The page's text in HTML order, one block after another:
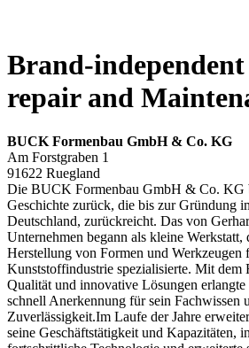
Brand-
repair and
BUCK Formenbau GmbH & Co. KG
Am Forstgraben 1
91622 Ruegland
Die BUCK Formenbau GmbH & Co. KG
Geschichte zurück, die bis zur Gründung
Deutschland, zurückreicht. Das von
Unternehmen begann als kleine Werkstatt,
Herstellung von Formen und Werkzeugen
Kunststoffindustrie spezialisierte. Mit dem
Qualität und innovative Lösungen
schnell Anerkennung für sein Fachwissen
Zuverlässigkeit.Im Laufe der Jahre
seine Geschäftstätigkeit und Kapazitäten,